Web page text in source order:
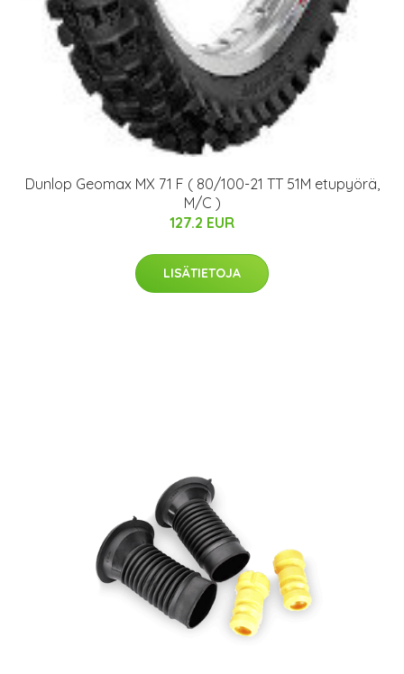
Dunlop Geomax MX 71 F ( 80/100-21 TT 51M etupyörä,
M/C )
127.2 EUR
LISÄTIETOJA